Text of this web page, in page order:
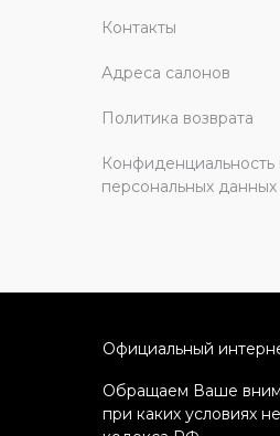
Контакты
Адреса салонов
Политика возврата
Конфиденциальность
персональных данных
Официальный
Обращаем Ваше
при каких условиях